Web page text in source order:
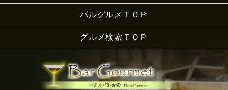
バルグルメＴＯＰ
グルメ検索ＴＯＰ